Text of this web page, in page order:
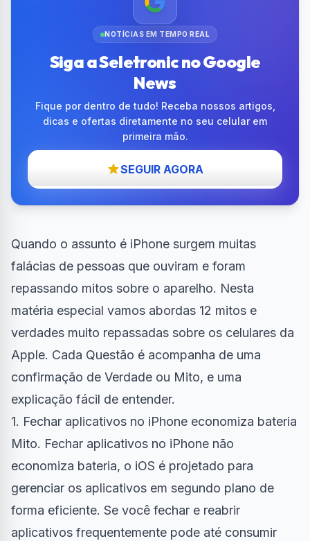
NOTÍCIAS EM TEMPO REAL
Siga a Seletronic no Google
News
Fique por dentro de tudo! Receba nossos artigos,
dicas e ofertas diretamente no seu celular em
primeira mão.
SEGUIR AGORA
Quando o assunto é iPhone surgem muitas
falácias de pessoas que ouviram e foram
repassando mitos sobre o aparelho. Nesta
matéria especial vamos abordas 12 mitos e
verdades muito repassadas sobre os celulares da
Apple. Cada Questão é acompanha de uma
confirmação de Verdade ou Mito, e uma
explicação fácil de entender.
1. Fechar aplicativos no iPhone economiza bateria
Mito. Fechar aplicativos no iPhone não
economiza bateria, o iOS é projetado para
gerenciar os aplicativos em segundo plano de
forma eficiente. Se você fechar e reabrir
aplicativos frequentemente pode até consumir